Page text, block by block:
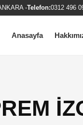
-Telefon:0312 496
Anasayfa